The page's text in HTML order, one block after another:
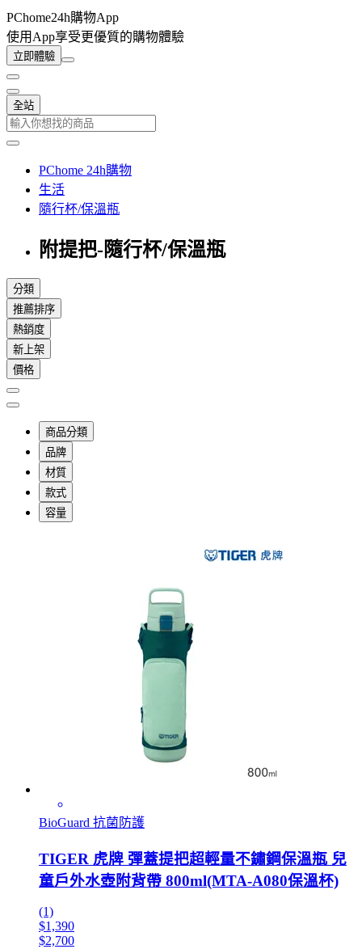
PChome24h購物App
使用App享受更優質的購物體驗
立即體驗
全站
PChome 24h購物
生活
隨行杯/保溫瓶
附提把-隨行杯/保溫瓶
分類
推薦排序
熱銷度
新上架
價格
商品分類
品牌
材質
款式
容量
BioGuard 抗菌防護
TIGER 虎牌 彈蓋提把超輕量不鏽鋼保溫瓶 兒
童戶外水壺附背帶 800ml(MTA-A080保溫杯)
(1)
$1,390
$2,700